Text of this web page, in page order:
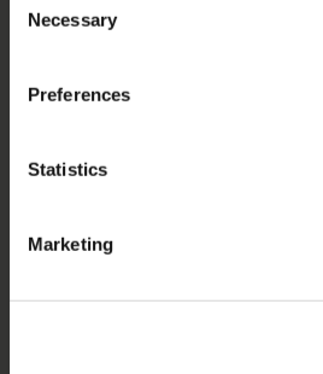
Selection
Necessary
Preferences
Statistics
Marketing
JOBE SPORTS
Carrière
CATÉGORIES DE PRODUIT